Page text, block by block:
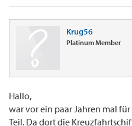
Krug56
Platinum Member
Hallo,
war vor ein paar Jahren mal
Teil. Da dort die